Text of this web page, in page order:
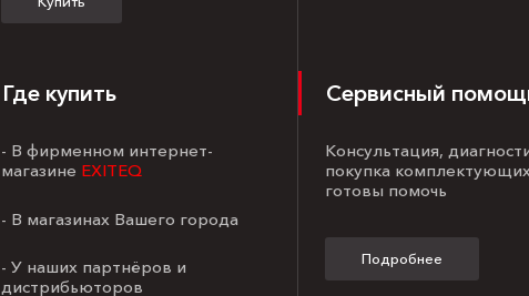
Где купить
- В фирменном интернет-
магазине EXITEQ
- В магазинах Вашего города
- У наших партнёров и
дистрибьюторов
Сервисный
Консультация,
покупка
готовы помочь
Подробнее